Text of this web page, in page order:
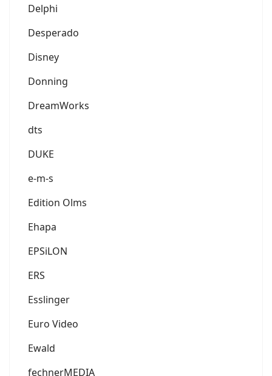
Delphi
Desperado
Disney
Donning
DreamWorks
dts
DUKE
e-m-s
Edition Olms
Ehapa
EPSiLON
ERS
Esslinger
Euro Video
Ewald
fechnerMEDIA